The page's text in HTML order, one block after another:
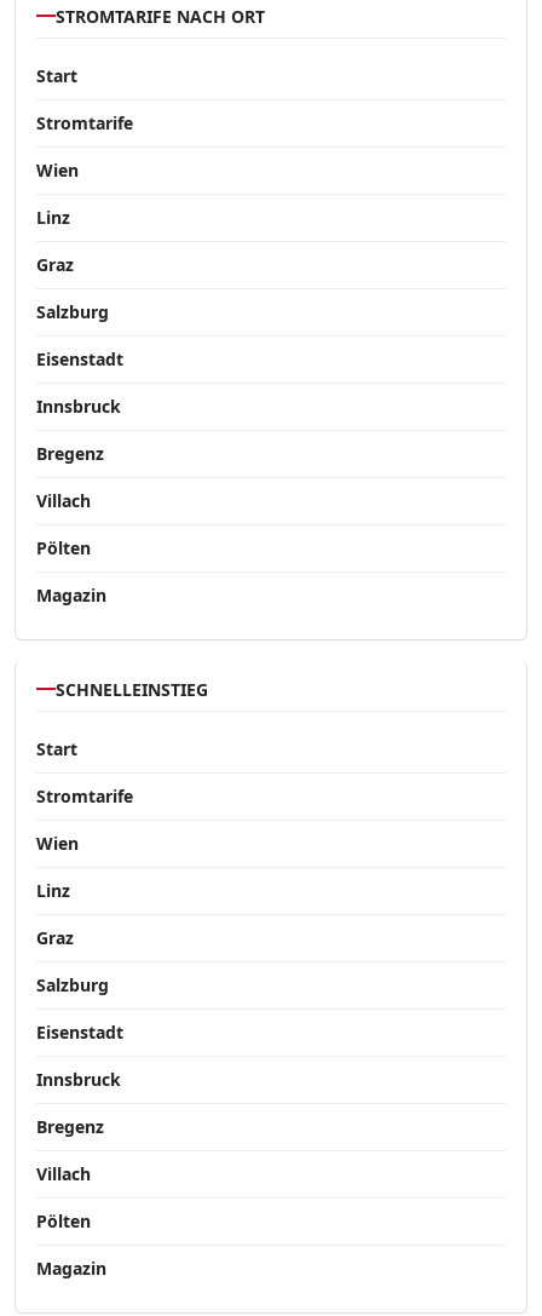
STROMTARIFE NACH ORT
Start
Stromtarife
Wien
Linz
Graz
Salzburg
Eisenstadt
Innsbruck
Bregenz
Villach
Pölten
Magazin
SCHNELLEINSTIEG
Start
Stromtarife
Wien
Linz
Graz
Salzburg
Eisenstadt
Innsbruck
Bregenz
Villach
Pölten
Magazin